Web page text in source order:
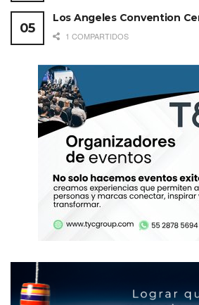
Los Angeles Convention
1 COMPARTIDOS